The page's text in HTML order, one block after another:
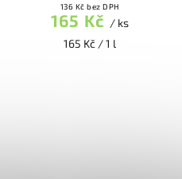
136 Kč bez DPH
165 Kč / ks
165 Kč / 1 l